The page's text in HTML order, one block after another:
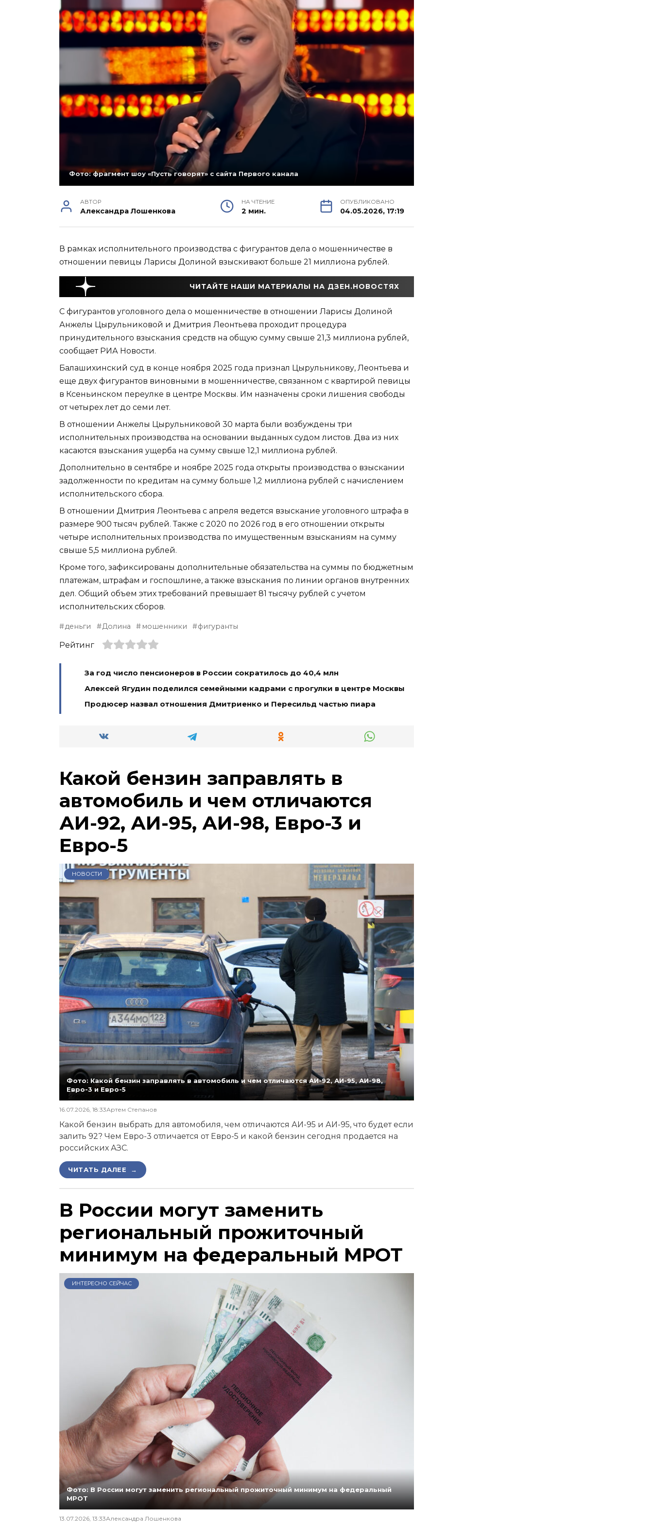
Фото: фрагмент шоу «Пусть говорят» с сайта Первого канала
АВТОР
Александра Лошенкова
НА ЧТЕНИЕ
2 мин.
ОПУБЛИКОВАНО
04.05.2026, 17:19
В рамках исполнительного производства с фигурантов дела о мошенничестве в
отношении певицы Ларисы Долиной взыскивают больше 21 миллиона рублей.
ЧИТАЙТЕ НАШИ МАТЕРИАЛЫ НА ДЗЕН.НОВОСТЯХ
С фигурантов уголовного дела о мошенничестве в отношении Ларисы Долиной
Анжелы Цырульниковой и Дмитрия Леонтьева проходит процедура
принудительного взыскания средств на общую сумму свыше 21,3 миллиона рублей,
сообщает РИА Новости.
Балашихинский суд в конце ноября 2025 года признал Цырульникову, Леонтьева и
еще двух фигурантов виновными в мошенничестве, связанном с квартирой певицы
в Ксеньинском переулке в центре Москвы. Им назначены сроки лишения свободы
от четырех лет до семи лет.
В отношении Анжелы Цырульниковой 30 марта были возбуждены три
исполнительных производства на основании выданных судом листов. Два из них
касаются взыскания ущерба на сумму свыше 12,1 миллиона рублей.
Дополнительно в сентябре и ноябре 2025 года открыты производства о взыскании
задолженности по кредитам на сумму больше 1,2 миллиона рублей с начислением
исполнительского сбора.
В отношении Дмитрия Леонтьева с апреля ведется взыскание уголовного штрафа в
размере 900 тысяч рублей. Также с 2020 по 2026 год в его отношении открыты
четыре исполнительных производства по имущественным взысканиям на сумму
свыше 5,5 миллиона рублей.
Кроме того, зафиксированы дополнительные обязательства на суммы по бюджетным
платежам, штрафам и госпошлине, а также взыскания по линии органов внутренних
дел. Общий объем этих требований превышает 81 тысячу рублей с учетом
исполнительских сборов.
деньги Долина мошенники фигуранты
Рейтинг
За год число пенсионеров в России сократилось до 40,4 млн
Алексей Ягудин поделился семейными кадрами с прогулки в центре Москвы
Продюсер назвал отношения Дмитриенко и Пересильд частью пиара
Какой бензин заправлять в
автомобиль и чем отличаются
АИ-92, АИ-95, АИ-98, Евро-3 и
Евро-5
НОВОСТИ
Фото: Какой бензин заправлять в автомобиль и чем отличаются АИ-92, АИ-95, АИ-98,
Евро-3 и Евро-5
16.07.2026, 18:33Артем Степанов
Какой бензин выбрать для автомобиля, чем отличаются АИ-95 и АИ-95, что будет если
залить 92? Чем Евро-3 отличается от Евро-5 и какой бензин сегодня продается на
российских АЗС.
ЧИТАТЬ ДАЛЕЕ →
В России могут заменить
региональный прожиточный
минимум на федеральный МРОТ
ИНТЕРЕСНО СЕЙЧАС
Фото: В России могут заменить региональный прожиточный минимум на федеральный
МРОТ
13.07.2026, 13:33Александра Лошенкова